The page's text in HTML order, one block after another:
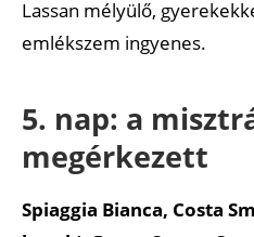
Lassan mélyülő,
emlékszem ingyenes.
5. nap: a
megérkezett
Spiaggia Bianca, Costa